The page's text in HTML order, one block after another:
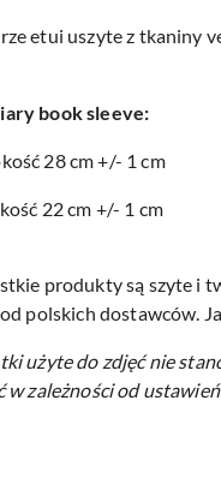
etui uszyte z tkaniny
book sleeve:
28 cm +/- 1 cm
22 cm +/- 1 cm
produkty są szyte i
polskich dostawców.
użyte do zdjęć nie
w zależności od